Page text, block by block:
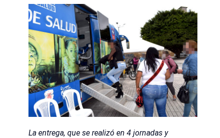
La entrega, que se realizó en 4 jornadas y